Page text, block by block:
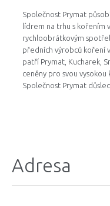
Společnost Prymat
lídrem na trhu s kořením
rychloobrátkovým
předních výrobců koření
patří Prymat, Kucharek,
ceněny pro svou
Společnost Prymat
Adresa